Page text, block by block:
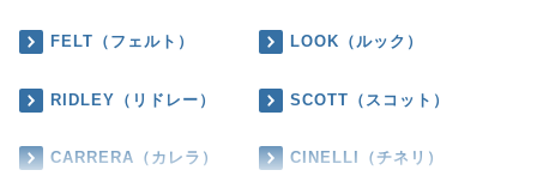
FELT（フェルト） LOOK（ルック）
RIDLEY（リドレー） SCOTT（スコット）
CARRERA（カレラ） CINELLI（チネリ）